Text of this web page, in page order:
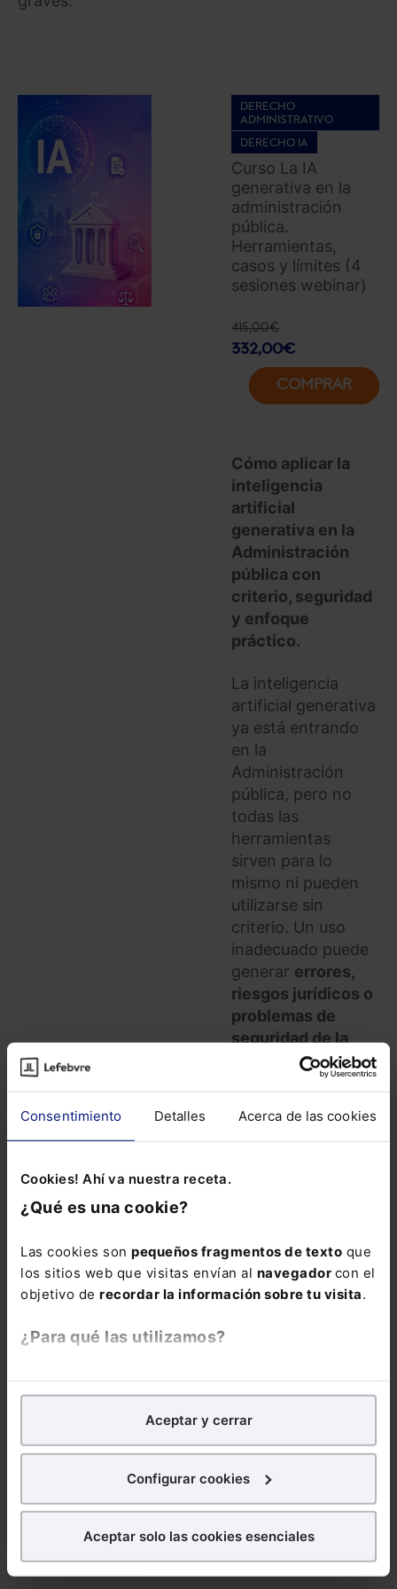
Consentimiento Detalles Acerca de las cookies
Cookies! Ahí va nuestra receta.
¿Qué es una cookie?
Las cookies son pequeños fragmentos de texto que
los sitios web que visitas envían al navegador con el
objetivo de recordar la información sobre tu visita.
¿Para qué las utilizamos?
analíticospara tratar demejorar tu experienciaen
nuestra página web. También con fines publicitarios,
para poder mostrarte publicidad y contenidos de tu
¿Qué puedes hacer?
en la web sea óptima
Aceptar y cerrar
Configurar cookies
Aceptar solo las cookies esenciales
DERECHO
ADMINISTRATIVO
DERECHO IA
Curso La IA
generativa en la
administración
pública.
Herramientas,
casos y límites (4
sesiones webinar)
415,00€
332,00€
COMPRAR
Cómo aplicar la
inteligencia
artificial
generativa en la
Administración
pública con
criterio, seguridad
y enfoque
práctico.
La inteligencia
artificial generativa
ya está entrando
en la
Administración
pública, pero no
todas las
herramientas
sirven para lo
mismo ni pueden
utilizarse sin
criterio. Un uso
inadecuado puede
generar errores,
riesgos jurídicos o
problemas de
seguridad de la
información. En
forma práctica,
cómo seleccionar,
tarea, los datos
implicados y las
exigencias
primer momento.
La inscripción
rápida: IA
generativa para la
Administración
electrónico durante